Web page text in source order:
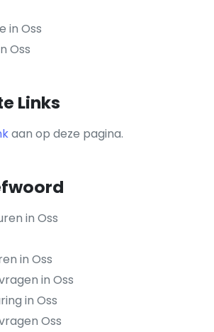
in Oss
Oss
Links
aan op deze pagina.
in Oss
in Oss
in Oss
in Oss
Oss